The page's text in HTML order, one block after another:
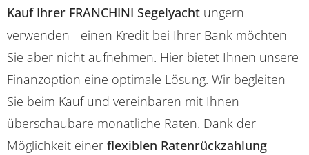
Kauf Ihrer FRANCHINI Segelyacht ungern
verwenden - einen Kredit bei Ihrer Bank möchten
Sie aber nicht aufnehmen. Hier bietet Ihnen unsere
Finanzoption eine optimale Lösung. Wir begleiten
Sie beim Kauf und vereinbaren mit Ihnen
überschaubare monatliche Raten. Dank der
Möglichkeit einer flexiblen Ratenrückzahlung